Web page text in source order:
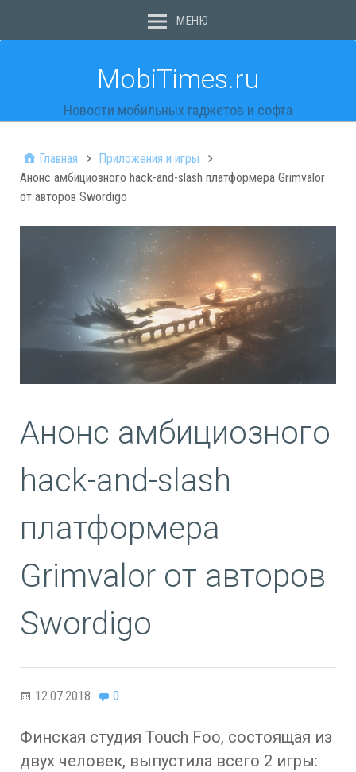
МЕНЮ
MobiTimes.ru
Новости мобильных гаджетов и софта
Главная
Приложения и игры
Анонс амбициозного hack-and-slash платформера Grimvalor
от авторов Swordigo
Анонс амбициозного
hack-and-slash
платформера
Grimvalor от авторов
Swordigo
12.07.2018 0
Финская студия Touch Foo, состоящая из
двух человек, выпустила всего 2 игры: